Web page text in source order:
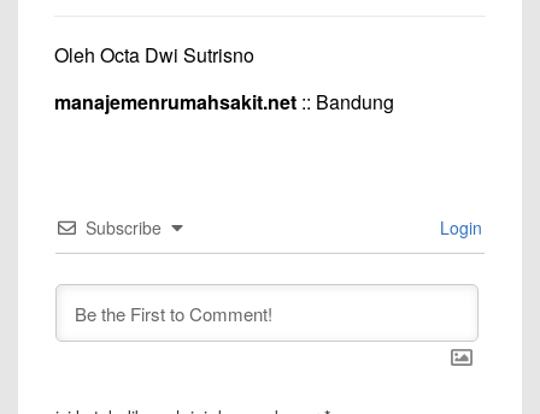
Oleh Octa Dwi Sutrisno
manajemenrumahsakit.net :: Bandung
Subscribe Login